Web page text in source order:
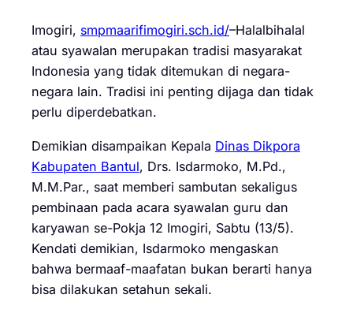
Imogiri, smpmaarifimogiri.sch.id/–Halalbihalal
atau syawalan merupakan tradisi masyarakat
Indonesia yang tidak ditemukan di negara-
negara lain. Tradisi ini penting dijaga dan tidak
perlu diperdebatkan.
Demikian disampaikan Kepala Dinas Dikpora
Kabupaten Bantul, Drs. Isdarmoko, M.Pd.,
M.M.Par., saat memberi sambutan sekaligus
pembinaan pada acara syawalan guru dan
karyawan se-Pokja 12 Imogiri, Sabtu (13/5).
Kendati demikian, Isdarmoko mengaskan
bahwa bermaaf-maafatan bukan berarti hanya
bisa dilakukan setahun sekali.